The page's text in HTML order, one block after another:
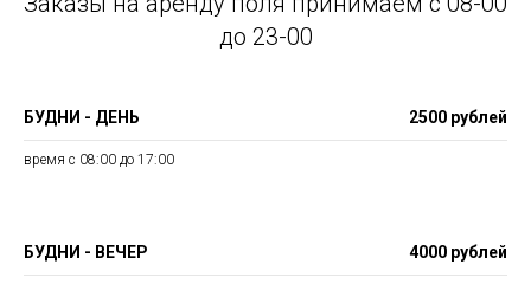
до 23-00
БУДНИ - ДЕНЬ 2500 рублей
время с 08:00 до 17:00
БУДНИ - ВЕЧЕР 4000 рублей